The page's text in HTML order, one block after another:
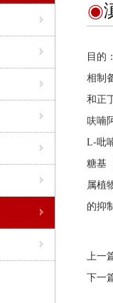
滇
目的
相制
和正
呋喃
L-吡
糖基
属植
的抑
上一
下一